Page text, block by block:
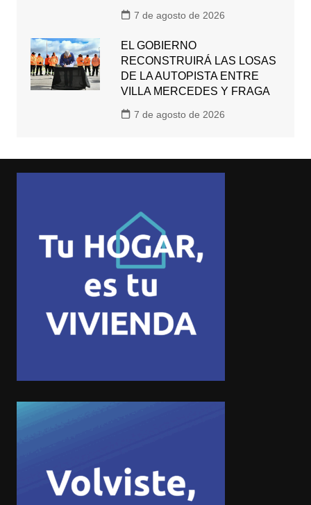
7 de agosto de 2026
EL GOBIERNO
RECONSTRUIRÁ LAS LOSAS
DE LA AUTOPISTA ENTRE
VILLA MERCEDES Y FRAGA
7 de agosto de 2026